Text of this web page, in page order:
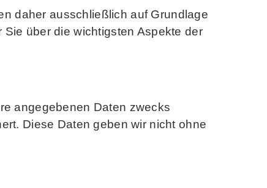
daher ausschließlich auf Grundlage
über die wichtigsten Aspekte der
angegebenen Daten zwecks
Diese Daten geben wir nicht ohne